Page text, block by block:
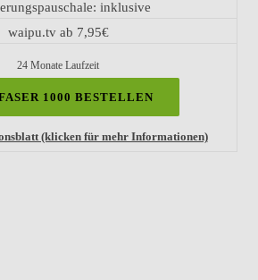
inklusive
waipu.tv ab 7,95€
24 Monate Laufzeit
1000 BESTELLEN
(klicken für mehr Informationen)